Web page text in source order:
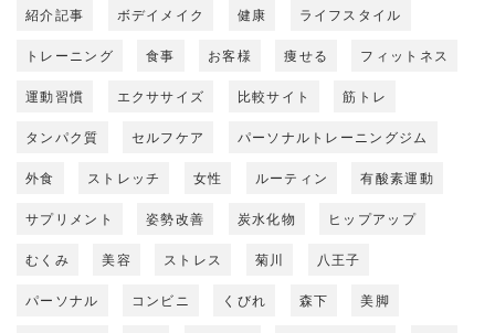
紹介記事 ボデイメイク 健康 ライフスタイル
トレーニング 食事 お客様 痩せる フィットネス
運動習慣 エクササイズ 比較サイト 筋トレ
タンパク質 セルフケア パーソナルトレーニングジム
外食 ストレッチ 女性 ルーティン 有酸素運動
サプリメント 姿勢改善 炭水化物 ヒップアップ
むくみ 美容 ストレス 菊川 八王子
パーソナル コンビニ くびれ 森下 美脚